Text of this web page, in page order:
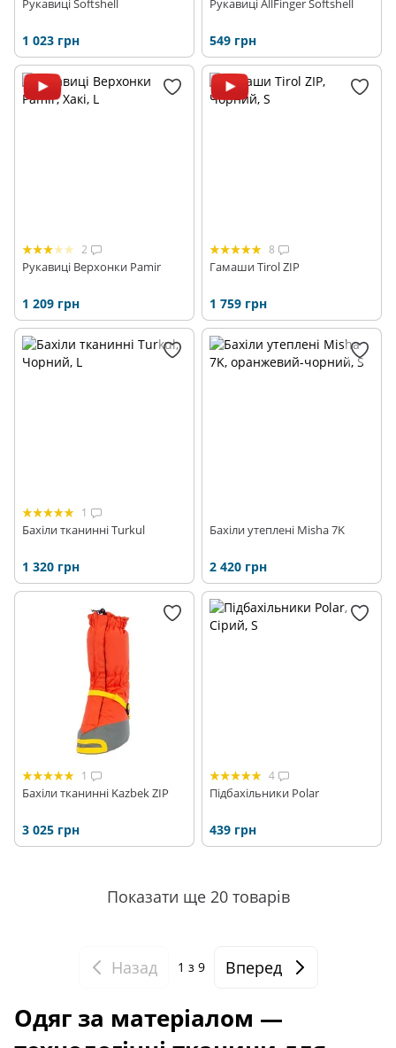
Рукавиці Softshell
1 023 грн
Рукавиці AllFinger Softshell
549 грн
2
Рукавиці Верхонки Pamir
1 209 грн
8
Гамаши Tirol ZIP
1 759 грн
1
Бахіли тканинні Turkul
1 320 грн
Бахіли утеплені Misha 7K
2 420 грн
1
Бахіли тканинні Kazbek ZIP
3 025 грн
4
Підбахільники Polar
439 грн
Показати ще 20 товарів
Назад 1 з 9 Вперед
Одяг за матеріалом —